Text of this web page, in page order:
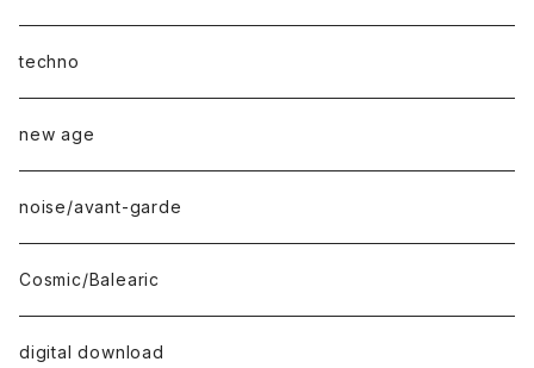
techno
new age
noise/avant-garde
Cosmic/Balearic
digital download